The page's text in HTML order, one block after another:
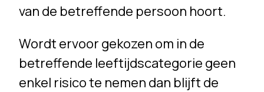
van de betreffende persoon hoort.
Wordt ervoor gekozen om in de
betreffende leeftijdscategorie geen
enkel risico te nemen dan blijft de